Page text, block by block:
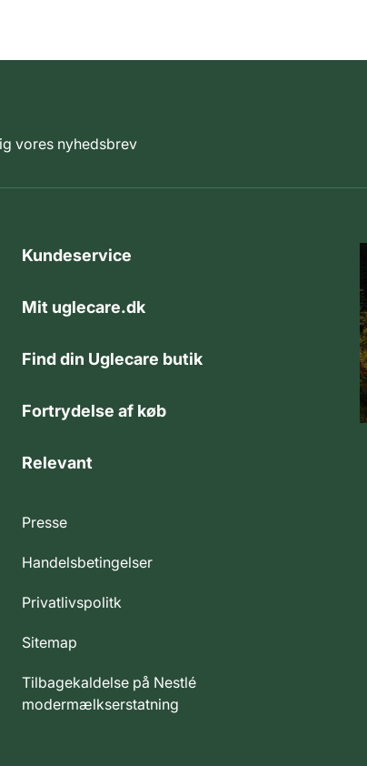
vores nyhedsbrev
Kundeservice
Mit uglecare.dk
Find din Uglecare butik
Fortrydelse af køb
Relevant
Presse
Handelsbetingelser
Privatlivspolitk
Sitemap
Tilbagekaldelse på Nestlé
modermælkserstatning